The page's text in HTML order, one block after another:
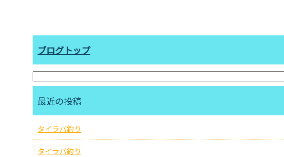
ブログトップ
最近の投稿
タイラバ釣り
タイラバ釣り